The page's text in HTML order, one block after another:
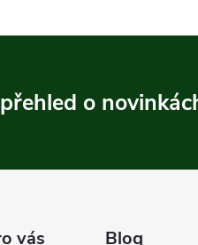
o
vás Blog